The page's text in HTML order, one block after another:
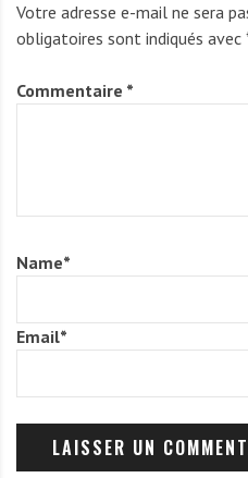
Votre adresse e-mail ne sera
obligatoires sont indiqués avec
Commentaire *
Name*
Email*